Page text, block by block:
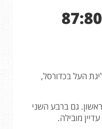
מחזור 20: הפועל חולון מנצחת את הפועל אילת 87:80
העל בכדורסל,
של אילת שקבעה 26:17 בסיום הרבע הראשון. גם ברבע השני